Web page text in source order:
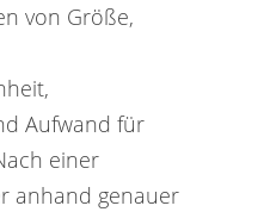
von Größe,
Aufwand für
einer
anhand genauer